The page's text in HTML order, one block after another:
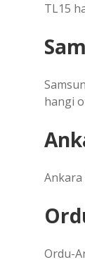
TL15
hangi
Ankara
Ordu-